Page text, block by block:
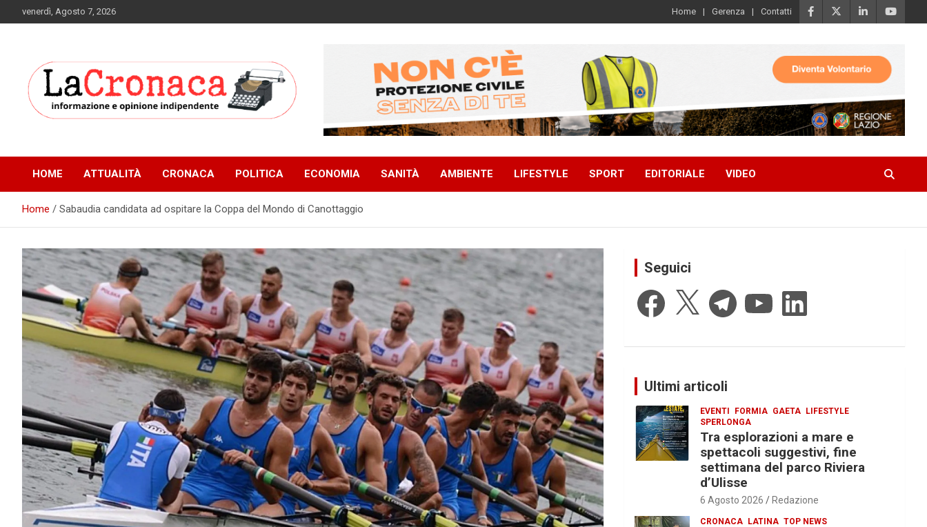
to
venerdì, Agosto 7, 2026 Home Gerenza Contatti
HOME ATTUALITÀ CRONACA POLITICA ECONOMIA SANITÀ AMBIENTE LIFESTYLE SPORT EDITORIALE VIDEO
Home Sabaudia candidata ad ospitare la Coppa del Mondo di Canottaggio
Seguici
Facebook
X TelegramYouTube LinkedIn
Ultimi articoli
EVENTI FORMIA GAETA LIFESTYLE
SPERLONGA
Tra esplorazioni a mare e
spettacoli suggestivi, fine
settimana del parco Riviera
d’Ulisse
6 Agosto 2026 Redazione
CRONACA LATINA TOP NEWS